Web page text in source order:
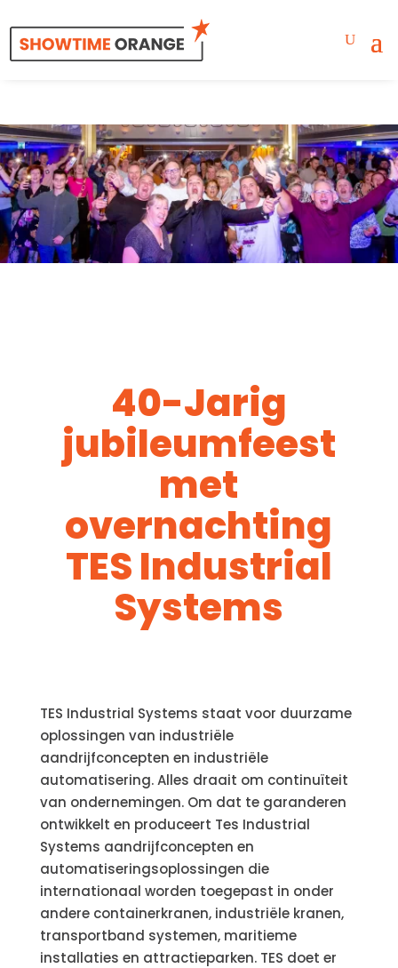
40-Jarig
jubileumfeest
met
overnachting
TES Industrial
Systems
TES Industrial Systems staat voor duurzame
oplossingen van industriële
aandrijfconcepten en industriële
automatisering. Alles draait om continuïteit
van ondernemingen. Om dat te garanderen
ontwikkelt en produceert Tes Industrial
Systems aandrijfconcepten en
automatiseringsoplossingen die
internationaal worden toegepast in onder
andere containerkranen, industriële kranen,
transportband systemen, maritieme
installaties en attractieparken. TES doet er